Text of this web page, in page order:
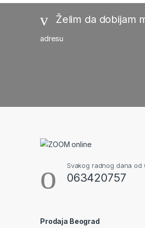
Želim da dobijam
adresu
Svakog radnog dana od
063420757
Prodaja Beograd